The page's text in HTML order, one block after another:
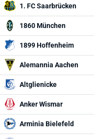
1. FC Saarbrücken
1860 München
1899 Hoffenheim
Alemannia Aachen
Altglienicke
Anker Wismar
Arminia Bielefeld